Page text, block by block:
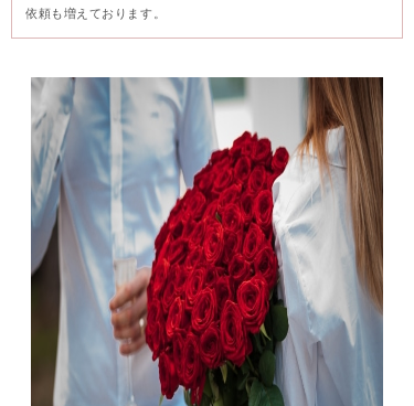
依頼も増えております。